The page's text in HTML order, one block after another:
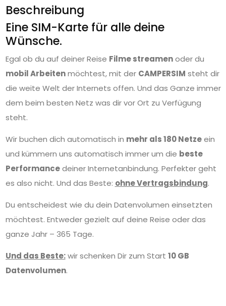
Beschreibung
Eine SIM-Karte für alle deine
Wünsche.
Egal ob du auf deiner Reise Filme streamenoder du
mobil Arbeitenmöchtest, mit der CAMPERSIM steht dir
die weite Welt der Internets offen. Und das Ganze immer
dem beim besten Netz was dir vor Ort zu Verfügung
steht.
Wir buchen dich automatisch in mehr als 180 Netzeein
und kümmern uns automatisch immer um die beste
Performancedeiner Internetanbindung. Perfekter geht
es also nicht. Und das Beste: ohne Vertragsbindung.
Du entscheidest wie du dein Datenvolumen einsetzten
möchtest. Entweder gezielt auf deine Reise oder das
ganze Jahr – 365 Tage.
Und das Beste:wir schenken Dir zum Start 10 GB
Datenvolumen.